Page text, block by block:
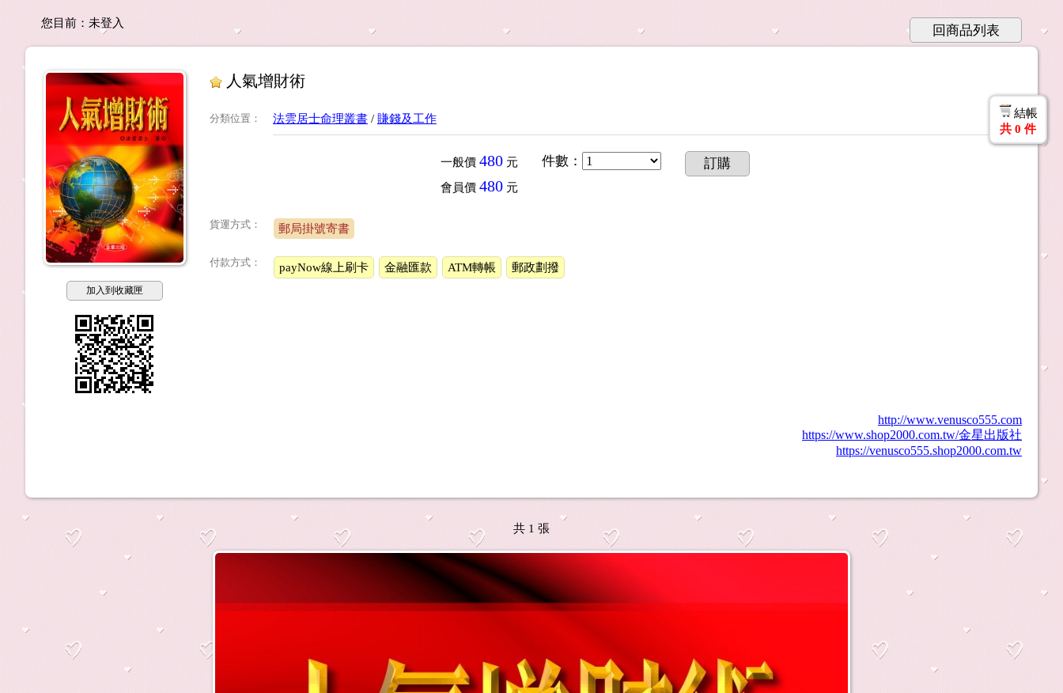
您目前： 未登入 回商品列表
加入到收藏匣
人氣增財術
分類位置 ： 法雲居士命理叢書 / 賺錢及工作
一般價 480元
會員價 480元
件數 ： 訂購
貨運方式： 郵局掛號寄書
付款方式： payNow線上刷卡 金融匯款 ATM轉帳 郵政劃撥
http://www.venusco555.com
https://www.shop2000.com.tw/金星出版社
https://venusco555.shop2000.com.tw
結帳
共 0 件
共 1 張